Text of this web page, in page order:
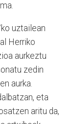
uztailean
Herriko
aurkeztu
zedin
aurka.
eta
aritu da,